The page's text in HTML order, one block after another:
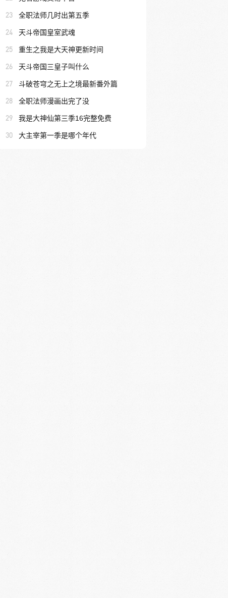
23 全职法师几时出第五季
24 天斗帝国皇室武魂
25 重生之我是大天神更新时间
26 天斗帝国三皇子叫什么
27 斗破苍穹之无上之境最新番外篇
28 全职法师漫画出完了没
29 我是大神仙第三季16完整免费
30 大主宰第一季是哪个年代